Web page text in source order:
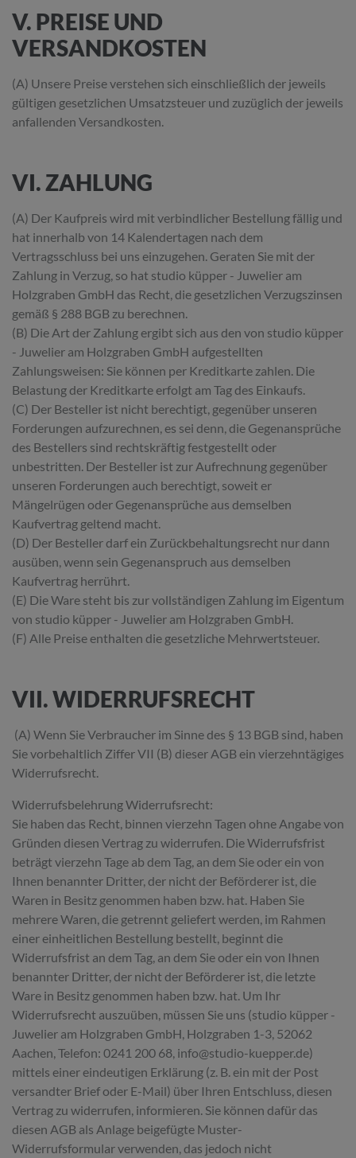
V. PREISE UND
VERSANDKOSTEN
(A) Unsere Preise verstehen sich einschließlich der jeweils
gültigen gesetzlichen Umsatzsteuer und zuzüglich der jeweils
anfallenden Versandkosten.
VI. ZAHLUNG
(A) Der Kaufpreis wird mit verbindlicher Bestellung fällig und
hat innerhalb von 14 Kalendertagen nach dem
Vertragsschluss bei uns einzugehen. Geraten Sie mit der
Zahlung in Verzug, so hat studio küpper - Juwelier am
Holzgraben GmbH das Recht, die gesetzlichen Verzugszinsen
gemäß § 288 BGB zu berechnen.
(B) Die Art der Zahlung ergibt sich aus den von studio küpper
- Juwelier am Holzgraben GmbH aufgestellten
Zahlungsweisen: Sie können per Kreditkarte zahlen. Die
Belastung der Kreditkarte erfolgt am Tag des Einkaufs.
(C) Der Besteller ist nicht berechtigt, gegenüber unseren
Forderungen aufzurechnen, es sei denn, die Gegenansprüche
des Bestellers sind rechtskräftig festgestellt oder
unbestritten. Der Besteller ist zur Aufrechnung gegenüber
unseren Forderungen auch berechtigt, soweit er
Mängelrügen oder Gegenansprüche aus demselben
Kaufvertrag geltend macht.
(D) Der Besteller darf ein Zurückbehaltungsrecht nur dann
ausüben, wenn sein Gegenanspruch aus demselben
Kaufvertrag herrührt.
(E) Die Ware steht bis zur vollständigen Zahlung im Eigentum
von studio küpper - Juwelier am Holzgraben GmbH.
(F) Alle Preise enthalten die gesetzliche Mehrwertsteuer.
VII. WIDERRUFSRECHT
(A) Wenn Sie Verbraucher im Sinne des § 13 BGB sind, haben
Sie vorbehaltlich Ziffer VII (B) dieser AGB ein vierzehntägiges
Widerrufsrecht.
Widerrufsbelehrung Widerrufsrecht:
Sie haben das Recht, binnen vierzehn Tagen ohne Angabe von
Gründen diesen Vertrag zu widerrufen. Die Widerrufsfrist
beträgt vierzehn Tage ab dem Tag, an dem Sie oder ein von
Ihnen benannter Dritter, der nicht der Beförderer ist, die
Waren in Besitz genommen haben bzw. hat. Haben Sie
mehrere Waren, die getrennt geliefert werden, im Rahmen
einer einheitlichen Bestellung bestellt, beginnt die
Widerrufsfrist an dem Tag, an dem Sie oder ein von Ihnen
benannter Dritter, der nicht der Beförderer ist, die letzte
Ware in Besitz genommen haben bzw. hat. Um Ihr
Widerrufsrecht auszuüben, müssen Sie uns (studio küpper -
Juwelier am Holzgraben GmbH, Holzgraben 1-3, 52062
Aachen, Telefon: 0241 200 68, info@studio-kuepper.de)
mittels einer eindeutigen Erklärung (z. B. ein mit der Post
versandter Brief oder E-Mail) über Ihren Entschluss, diesen
Vertrag zu widerrufen, informieren. Sie können dafür das
diesen AGB als Anlage beigefügte Muster-
Widerrufsformular verwenden, das jedoch nicht